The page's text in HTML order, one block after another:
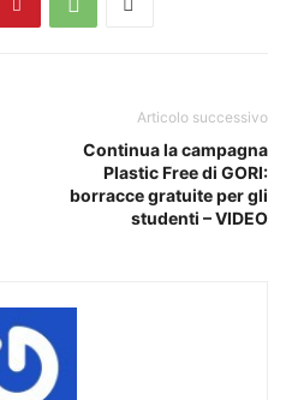
Articolo successivo
Continua la campagna
Plastic Free di GORI:
borracce gratuite per gli
studenti – VIDEO